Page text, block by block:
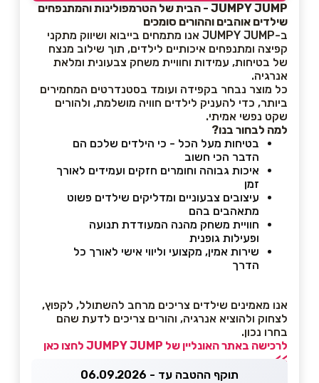
JUMPY JUMP - הבית של הטרמפולינות והמתנפחים
שילדים אוהבים וההורים סומכים
ב-JUMPY JUMP אנו מתמחים בייבוא ושיווק מתקני
קפיצה ומתנפחים איכותיים לילדים, תוך שילוב מנצח
של בטיחות, עמידות וחוויית משחק צבעונית ומלאת
אנרגיה.
כל מוצר נבחר בקפידה ועומד בסטנדרטים המחמירים
ביותר, כדי להעניק לילדים חוויה מושלמת, ולהורים
שקט נפשי אמיתי.
למה לבחור בנו?
בטיחות מעל הכל - כי הילדים שלכם הם
הדבר הכי חשוב
איכות גבוהה וחומרים חזקים ועמידים לאורך
זמן
עיצובים צבעוניים ומדליקים שילדים פשוט
מתאהבים בהם
חוויית משחק מהנה המעודדת תנועה
ופעילות גופנית
שירות אמין, מקצועי וליווי אישי לאורך כל
הדרך
אנו מאמינים שילדים צריכים מרחב להשתולל, לקפוץ,
לצחוק ולהוציא אנרגיה, והורים צריכים לדעת שהם
בחרו נכון.
לרכישה באתר האונליין של JUMPY JUMP לחצו כאן
>>
תוקף ההטבה עד - 06.09.2026